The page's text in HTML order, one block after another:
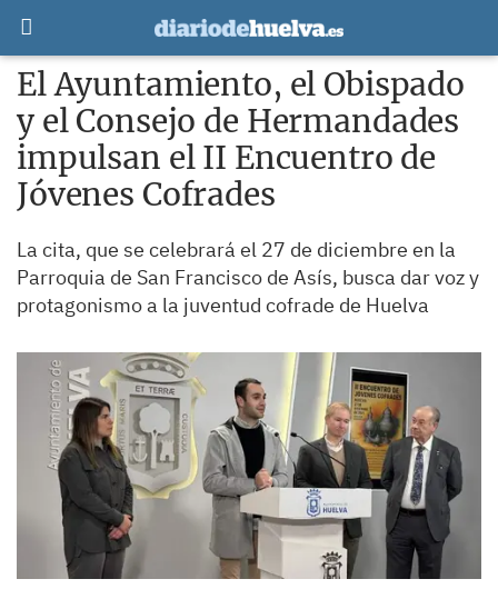
El Ayuntamiento, el Obispado
y el Consejo de Hermandades
impulsan el II Encuentro de
Jóvenes Cofrades
La cita, que se celebrará el 27 de diciembre en la
Parroquia de San Francisco de Asís, busca dar voz y
protagonismo a la juventud cofrade de Huelva